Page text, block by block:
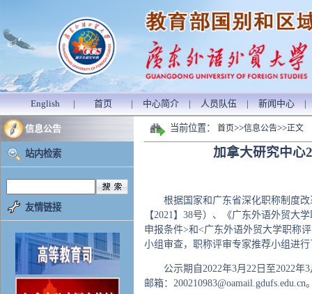
English | 首页 | 中心简介 | 人员队伍 | 新闻中心 |
信息公告
站内检索
友情链接
当前位置： 首页>>信息公告>>正文
加拿大研究中心
根据国家和广东省深化职称制度
【2021】38号）、《广东外语外贸大
申报条件>和<广东外语外贸大学职称
小组审查，职称评审专家推荐小组进
公示期自2022年3月22日至2022
邮箱：200210983@oamail.gdufs.edu.cn